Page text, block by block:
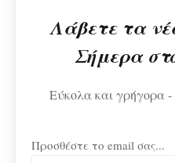
Λάβετε τα
Σήμερα
Εύκολα και γρήγορα -
Προσθέστε το email σας...